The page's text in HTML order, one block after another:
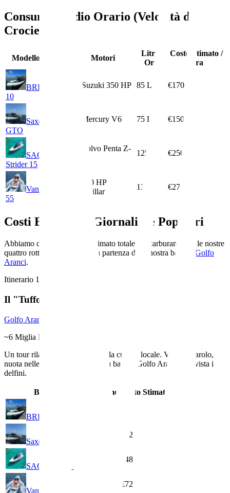
Consumo Medio Orario (Velocità di
Crociera)
Modello Barca Motori
Litri /
Ora
Costo Stimato /
Ora
BRIG Eagle
10
2× Suzuki 350 HP 85 L €170
Saxdor 320
GTO
2× Mercury V6 75 L €150
SACS
Strider 15
2× Volvo Penta Z-
125 €250
VanDutch
55
2× 950 HP
Caterpillar
135 €270
Costi Escursioni Giornaliere Popolari
Abbiamo calcolato il costo stimato totale del carburante per le nostre
quattro rotte più popolari, con partenza dalla nostra base di Golfo
Aranci.
Itinerario 1
Il "Tuffo Veloce"
Golfo Aranci Bay & Dolphins
~6 Miglia Nautiche
Un tour rilassante all'insegna della cultura locale. Visita Figarolo,
nuota nelle acque cristalline della baia di Golfo Aranci e avvista i
delfini.
Barca Consumo Costo Stimato
BRIG Eagle 10
€24
Saxdor 320 GTO
€32
SACS Strider 15
€48
VanDutch 55
€72